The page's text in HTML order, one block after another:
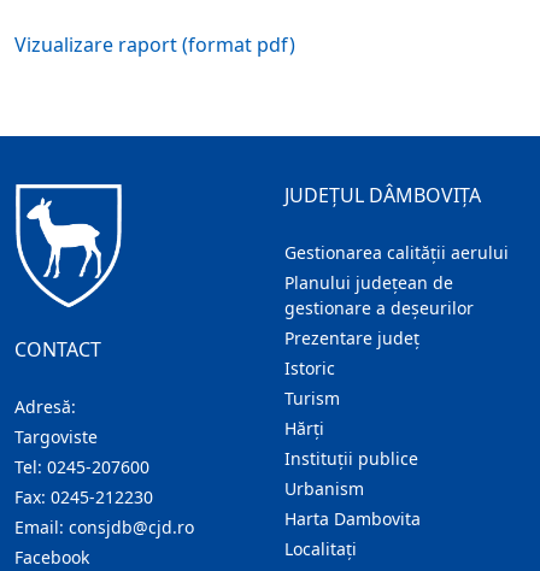
Vizualizare raport (format pdf)
CONTACT
Adresă:
Targoviste
Tel: 0245-207600
Fax: 0245-212230
Email: consjdb@cjd.ro
Facebook
JUDEȚUL DÂMBOVIȚA
Gestionarea calității aerului
Planului județean de
gestionare a deșeurilor
Prezentare judeţ
Istoric
Turism
Hărţi
Instituţii publice
Urbanism
Harta Dambovita
Localitaţi